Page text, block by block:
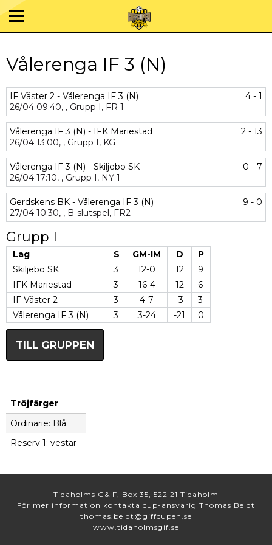
Vålerenga IF 3 (N)
IF Väster 2 - Vålerenga IF 3 (N)
4 - 1
26/04 09:40, , Grupp I, FR 1
Vålerenga IF 3 (N) - IFK Mariestad
2 - 13
26/04 13:00, , Grupp I, KG
Vålerenga IF 3 (N) - Skiljebo SK
0 - 7
26/04 17:10, , Grupp I, NY 1
Gerdskens BK - Vålerenga IF 3 (N)
9 - 0
27/04 10:30, , B-slutspel, FR2
Grupp I
Lag S GM-IM D
P
Skiljebo SK
3 12-0 12
9
IFK Mariestad
3 16-4 12
6
IF Väster 2
3 4-7 -3
3
Vålerenga IF 3 (N)
3 3-24 -21 0
TILL GRUPPEN
Tröjfärger
Ordinarie: Blå
Reserv 1: vestar
Tidaholms G&IF, Box 35, 522 21 Tidaholm
För mer information kontakta cup-ansvarig Thomas Beldt
thomas.beldt@giffcupen.se
www.tidaholmsgif.se